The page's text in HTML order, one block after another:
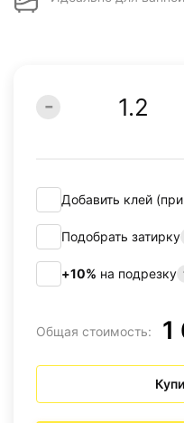
Добавить клей
Подобрать затирку
+10% на подрезку
Общая стоимость: 1